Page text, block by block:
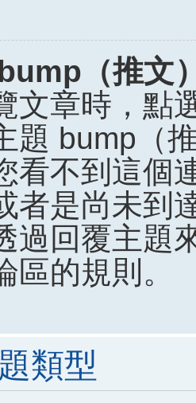
（推文
文章時，點
題 bump（
看不到這個
者是尚未到
過回覆主題
區的規則。
類型